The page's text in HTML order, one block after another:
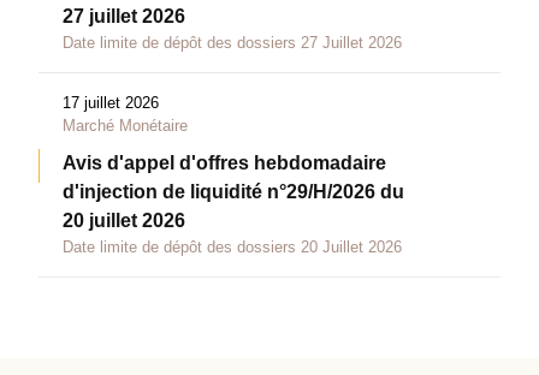
27 juillet 2026
Date limite de dépôt des dossiers 27 Juillet 2026
17 juillet 2026
Marché Monétaire
Avis d'appel d'offres hebdomadaire
d'injection de liquidité n°29/H/2026 du
20 juillet 2026
Date limite de dépôt des dossiers 20 Juillet 2026